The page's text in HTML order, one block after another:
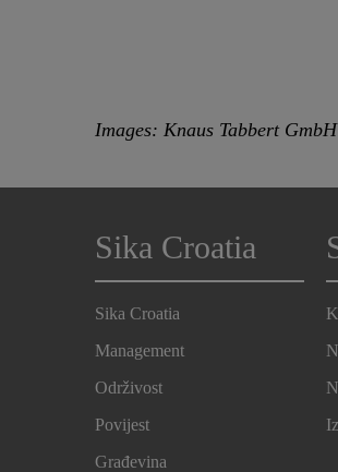
Images: Knaus Tabbert GmbH
Sika Croatia
Sika Croatia
Management
Održivost
Povijest
Građevina